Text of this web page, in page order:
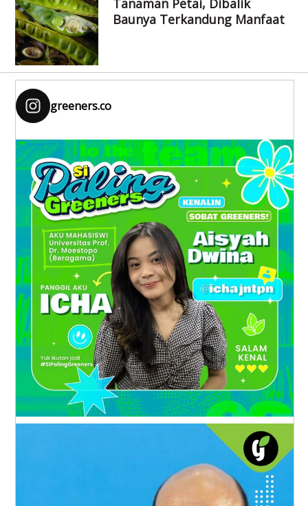
Tanaman Petai, Dibalik
Baunya Terkandung Manfaat
greeners.co